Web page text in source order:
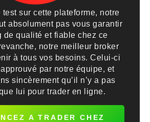
test sur cette plateforme, notre
absolument pas vous garantir
de qualité et fiable chez ce
notre meilleur broker
à tous vos besoins. Celui-ci
par notre équipe, et
sincèrement qu’il n’y a pas
lui pour trader en ligne.
A TRADER CHEZ